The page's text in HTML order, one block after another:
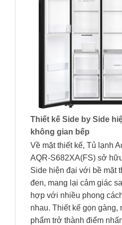
Thiết kế Side by Side
không gian bếp
Về mặt thiết kế, Tủ lạnh
AQR-S682XA(FS) sở
Side hiện đại với bề mặt
đen, mang lại cảm giác
hợp với nhiều phong
nhau. Thiết kế gọn gàng,
phẩm trở thành điểm